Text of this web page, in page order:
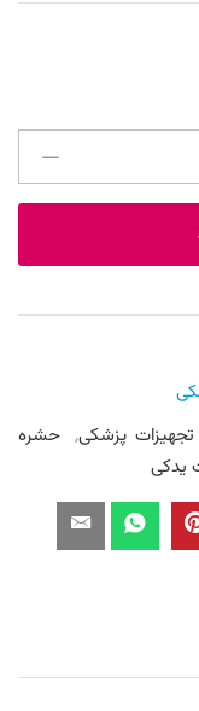
تجهیزات پزشکی, حشره
یدکی